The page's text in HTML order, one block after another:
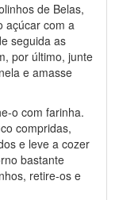
de Belas,
açúcar com a
seguida as
por último, junte
e amasse
o com farinha.
compridas,
e leve a cozer
bastante
retire-os e